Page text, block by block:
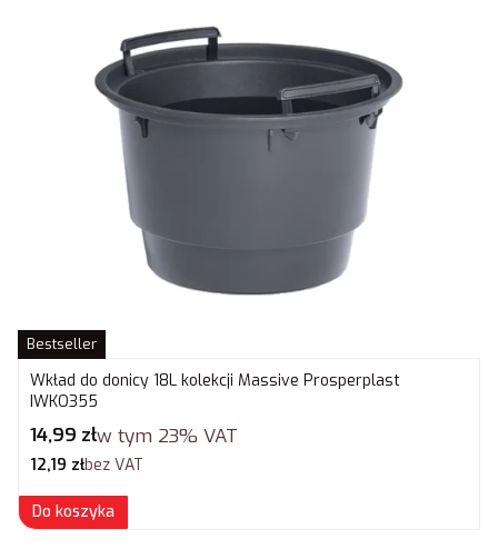
Bestseller
Wkład do donicy 18L kolekcji Massive Prosperplast
IWKO355
Cena brutto
14,99 złw tym 23% VAT
Cena netto
12,19 złbez VAT
Do koszyka